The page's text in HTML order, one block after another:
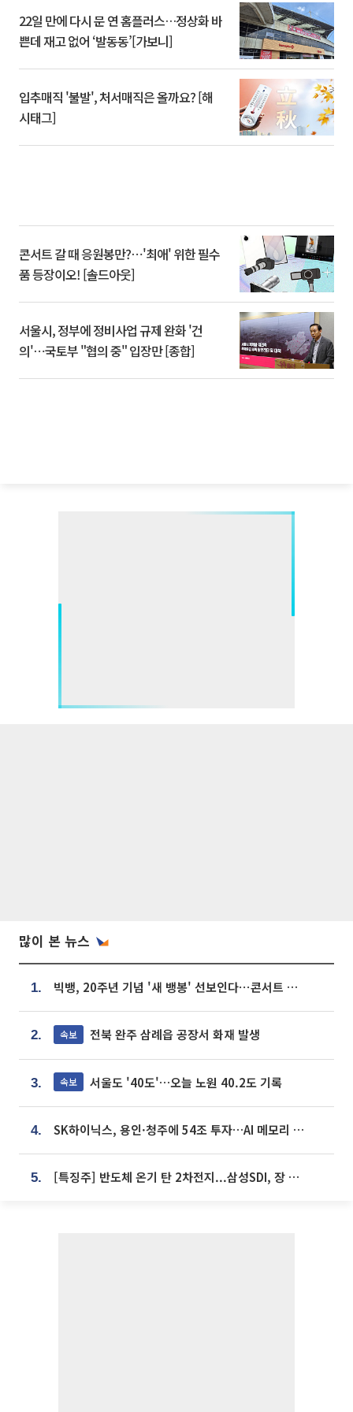
22일 만에 다시 문 연 홈플러스…정상화 바
쁜데 재고 없어 ‘발동동’[가보니]
입추매직 '불발', 처서매직은 올까요? [해
시태그]
콘서트 갈 때 응원봉만?⋯'최애' 위한 필수
품 등장이오! [솔드아웃]
서울시, 정부에 정비사업 규제 완화 '건
의'⋯국토부 "협의 중" 입장만 [종합]
많이 본 뉴스
1. 빅뱅, 20주년 기념 '새 뱅봉' 선보인다⋯콘서트 앞두고 팝업 개최
2. 속보 전북 완주 삼례읍 공장서 화재 발생
3. 속보 서울도 '40도'…오늘 노원 40.2도 기록
4. SK하이닉스, 용인·청주에 54조 투자…AI 메모리 생산기지 키운다
5. [특징주] 반도체 온기 탄 2차전지...삼성SDI, 장 초반 7% 넘게 껑충